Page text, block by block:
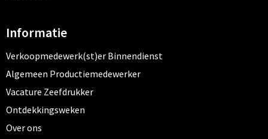
Informatie
Verkoopmedewerk(st)er Binnendienst
Algemeen Productiemedewerker
Vacature Zeefdrukker
Ontdekkingsweken
Over ons